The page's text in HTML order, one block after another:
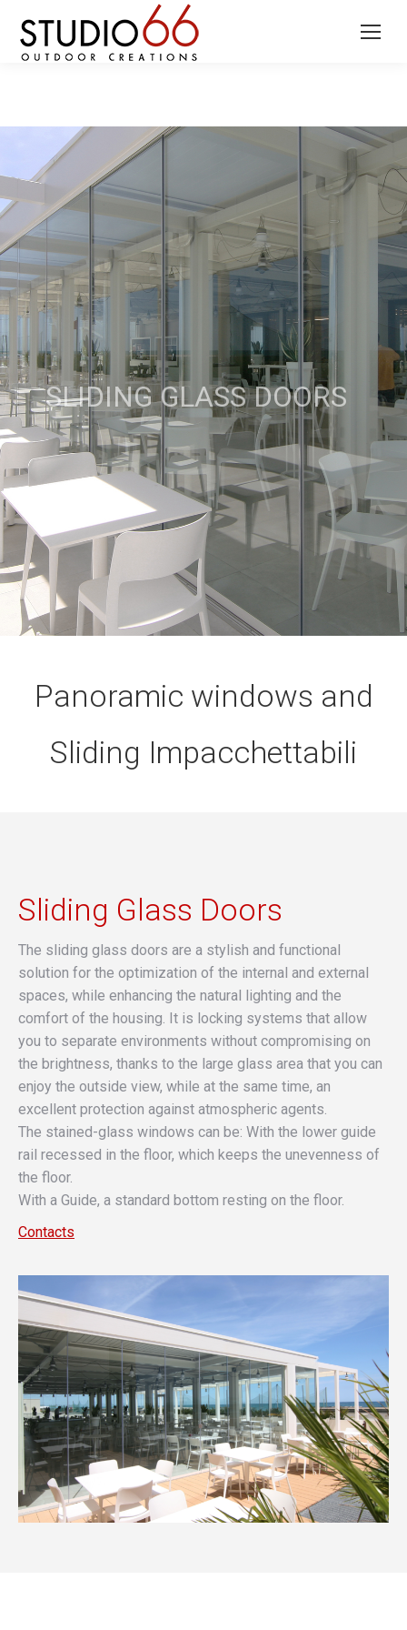
SLIDING GLASS DOORS
Panoramic windows and
Sliding Impacchettabili
Sliding Glass Doors
The sliding glass doors are a stylish and functional
solution for the optimization of the internal and external
spaces, while enhancing the natural lighting and the
comfort of the housing. It is locking systems that allow
you to separate environments without compromising on
the brightness, thanks to the large glass area that you can
enjoy the outside view, while at the same time, an
excellent protection against atmospheric agents.
The stained-glass windows can be: With the lower guide
rail recessed in the floor, which keeps the unevenness of
the floor.
With a Guide, a standard bottom resting on the floor.
Contacts